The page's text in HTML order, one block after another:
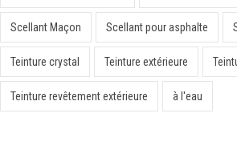
Scellant Maçon Scellant pour asphalte
Teinture crystal Teinture extérieure
Teinture revêtement extérieure à l'eau